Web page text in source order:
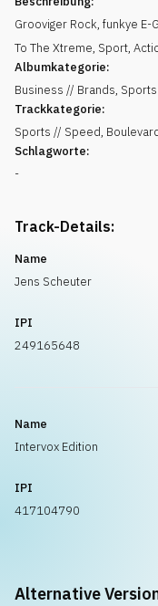
Grooviger Rock, funkye
To The Xtreme, Sport,
Albumkategorie:
Business // Brands,
Trackkategorie:
Sports // Speed,
Schlagworte:
-
Track-Details:
Name
Jens Scheuter
IPI
249165648
Name
Intervox Edition
IPI
417104790
Alternative